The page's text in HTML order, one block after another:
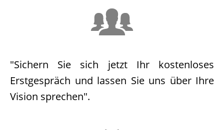
"Sichern Sie sich jetzt Ihr kostenloses
Erstgespräch und lassen Sie uns über Ihre
Vision sprechen".